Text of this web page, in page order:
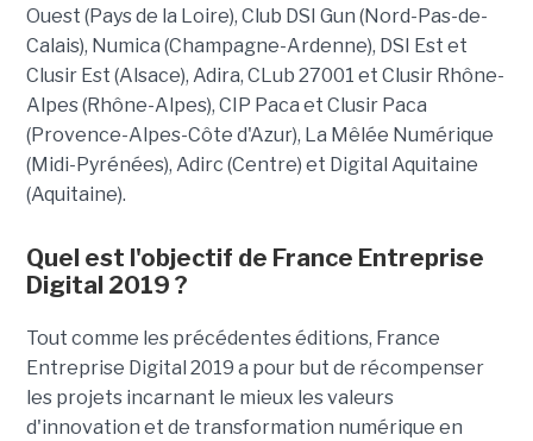
Ouest (Pays de la Loire), Club DSI Gun (Nord-Pas-de-
Calais), Numica (Champagne-Ardenne), DSI Est et
Clusir Est (Alsace), Adira, CLub 27001 et Clusir Rhône-
Alpes (Rhône-Alpes), CIP Paca et Clusir Paca
(Provence-Alpes-Côte d'Azur), La Mêlée Numérique
(Midi-Pyrénées), Adirc (Centre) et Digital Aquitaine
(Aquitaine).
Quel est l'objectif de France Entreprise
Digital 2019 ?
Tout comme les précédentes éditions, France
Entreprise Digital 2019 a pour but de récompenser
les projets incarnant le mieux les valeurs
d'innovation et de transformation numérique en